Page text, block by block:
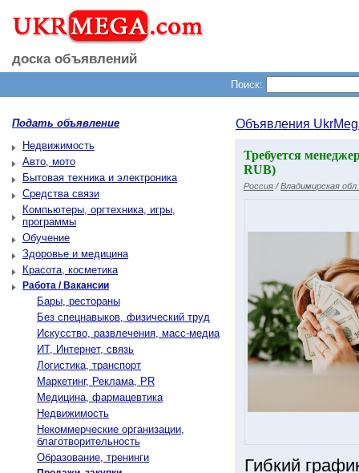
доска объявлений
Поиск:
Подать объявление
Недвижимость
Авто, мото
Бытовая техника и электроника
Средства связи
Компьютеры, оргтехника, игры,
программы
Обучение
Здоровье и медицина
Красота, косметика
Работа / Вакансии
Бары, рестораны
Без спецнавыков, физический труд
Искусство, развлечения, масс-медиа
ИТ, Интернет, связь
Логистика, транспорт
Маркетинг, Реклама, PR
Медицина, фармацевтика
Недвижимость
Некоммерческие организации,
благотворительность
Образование, тренинги
Объявления
Требуется
RUB)
Россия /Владимирская обл.
Гибкий